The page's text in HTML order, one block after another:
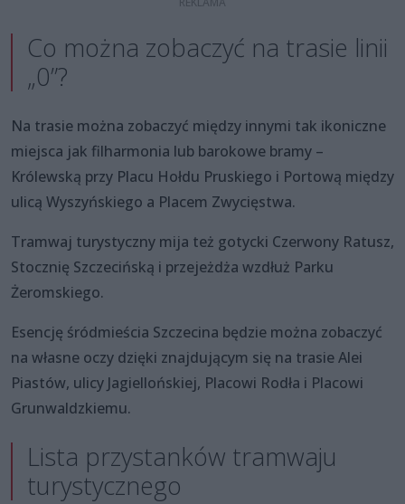
Co można zobaczyć na trasie linii
„0”?
Na trasie można zobaczyć między innymi tak ikoniczne
miejsca jak filharmonia lub barokowe bramy –
Królewską przy Placu Hołdu Pruskiego i Portową między
ulicą Wyszyńskiego a Placem Zwycięstwa.
Tramwaj turystyczny mija też gotycki Czerwony Ratusz,
Stocznię Szczecińską i przejeżdża wzdłuż Parku
Żeromskiego.
Esencję śródmieścia Szczecina będzie można zobaczyć
na własne oczy dzięki znajdującym się na trasie Alei
Piastów, ulicy Jagiellońskiej, Placowi Rodła i Placowi
Grunwaldzkiemu.
Lista przystanków tramwaju
turystycznego